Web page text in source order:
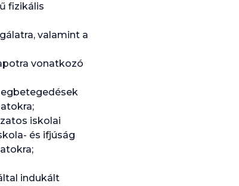
fizikális
valamint a
vonatkozó
iskolai
és ifjúság
indukált